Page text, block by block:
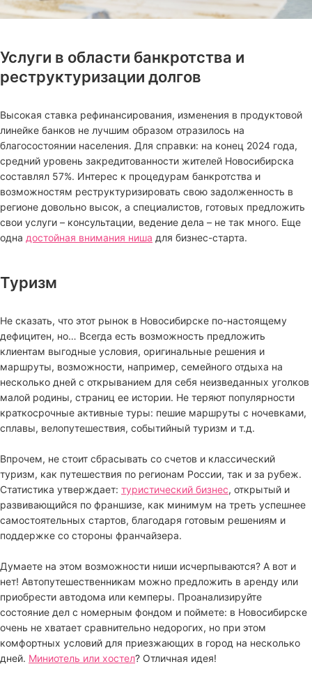
Услуги в области банкротства и
реструктуризации долгов
Высокая ставка рефинансирования, изменения в продуктовой
линейке банков не лучшим образом отразилось на
благосостоянии населения. Для справки: на конец 2024 года,
средний уровень закредитованности жителей Новосибирска
составлял 57%. Интерес к процедурам банкротства и
возможностям реструктуризировать свою задолженность в
регионе довольно высок, а специалистов, готовых предложить
свои услуги – консультации, ведение дела – не так много. Еще
одна достойная внимания ниша для бизнес-старта.
Туризм
Не сказать, что этот рынок в Новосибирске по-настоящему
дефицитен, но… Всегда есть возможность предложить
клиентам выгодные условия, оригинальные решения и
маршруты, возможности, например, семейного отдыха на
несколько дней с открыванием для себя неизведанных уголков
малой родины, страниц ее истории. Не теряют популярности
краткосрочные активные туры: пешие маршруты с ночевками,
сплавы, велопутешествия, событийный туризм и т.д.
Впрочем, не стоит сбрасывать со счетов и классический
туризм, как путешествия по регионам России, так и за рубеж.
Статистика утверждает: туристический бизнес, открытый и
развивающийся по франшизе, как минимум на треть успешнее
самостоятельных стартов, благодаря готовым решениям и
поддержке со стороны франчайзера.
Думаете на этом возможности ниши исчерпываются? А вот и
нет! Автопутешественникам можно предложить в аренду или
приобрести автодома или кемперы. Проанализируйте
состояние дел с номерным фондом и поймете: в Новосибирске
очень не хватает сравнительно недорогих, но при этом
комфортных условий для приезжающих в город на несколько
дней. Миниотель или хостел? Отличная идея!